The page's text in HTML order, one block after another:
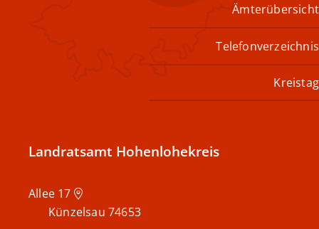
Ämterübersicht
Telefonverzeichnis
Kreistag
Landratsamt Hohenlohekreis
74653
Künzelsau